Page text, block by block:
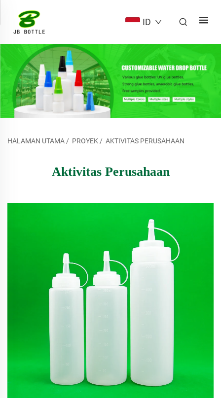
ID
HALAMAN UTAMA/ PROYEK/ AKTIVITAS PERUSAHAAN
Aktivitas Perusahaan